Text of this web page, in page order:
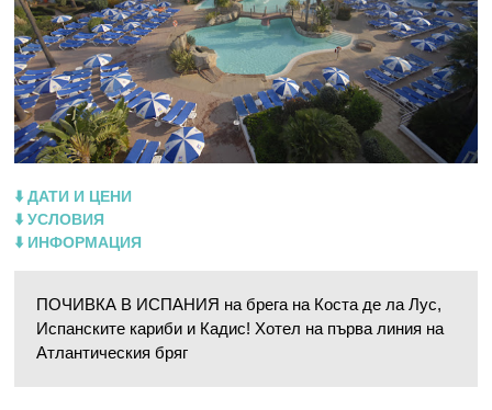
⬇️ ДАТИ И ЦЕНИ
⬇️ УСЛОВИЯ
⬇️ ИНФОРМАЦИЯ
ПОЧИВКА В ИСПАНИЯ на брега на Коста де ла Лус,
Испанските кариби и Кадис! Хотел на първа линия на
Атлантическия бряг